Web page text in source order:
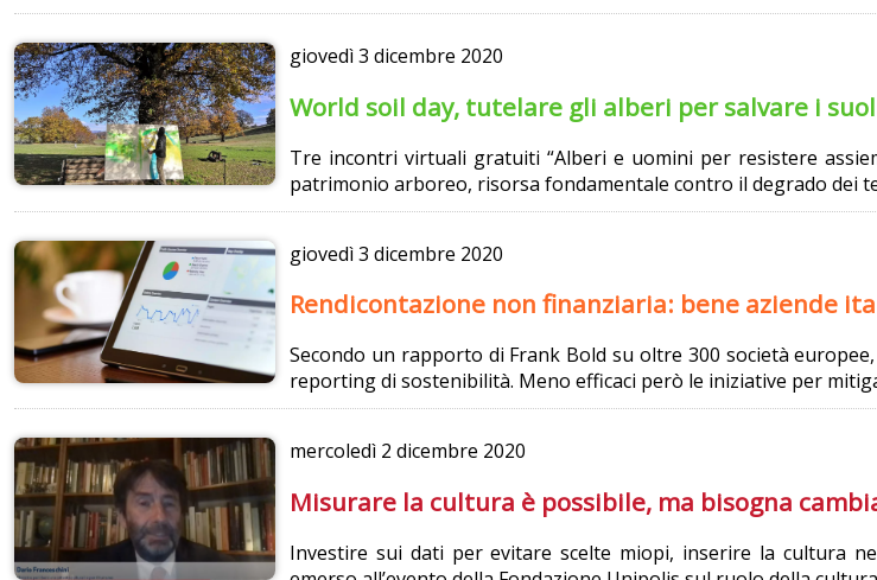
giovedì3 dicembre 2020
World soil day, tutelare gli alberi per salvare i
Tre incontri virtuali gratuiti “Alberi e uomini per resistere
patrimonio arboreo, risorsa fondamentale contro il degrado dei
giovedì3 dicembre 2020
Rendicontazione non finanziaria: bene aziende
Secondo un rapporto di Frank Bold su oltre 300 società
reporting di sostenibilità. Meno efficaci però le iniziative per
mercoledì 2 dicembre 2020
Misurare la cultura è possibile, ma bisogna
Investire sui dati per evitare scelte miopi, inserire la cultura